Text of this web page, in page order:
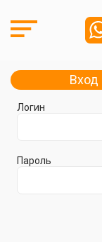
Вход
Логин
Пароль